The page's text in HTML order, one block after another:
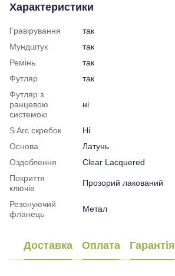
Характеристики
Гравірування
так
Мундштук
так
Ремінь
так
Футляр
так
Футляр з
ранцевою
системою
ні
S Arc скребок
Ні
Основа
Латунь
Оздоблення
Clear Lacquered
Покриття
ключів
Прозорий лакований
Резонуючий
фланець
Метал
Доставка Оплата Гарантія